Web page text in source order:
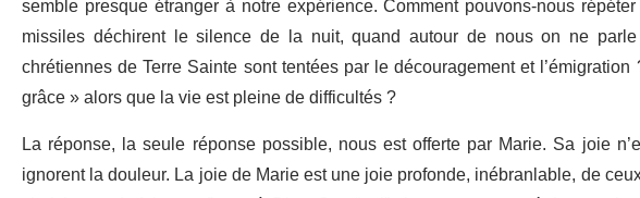
missiles déchirent le silence de la nuit, quand autour de nous on ne
chrétiennes de Terre Sainte sont tentées par le découragement et
grâce » alors que la vie est pleine de difficultés ?
La réponse, la seule réponse possible, nous est offerte par Marie. Sa joie
ignorent la douleur. La joie de Marie est une joie profonde, inébranlable, de